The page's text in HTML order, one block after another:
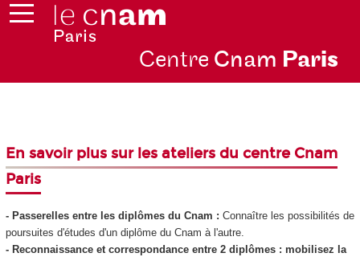
Centre Cnam Paris
En savoir plus sur les ateliers du centre Cnam
Paris
- Passerelles entre les diplômes du Cnam : Connaître les possibilités de
poursuites d'études d'un diplôme du Cnam à l'autre.
- Reconnaissance et correspondance entre 2 diplômes : mobilisez la